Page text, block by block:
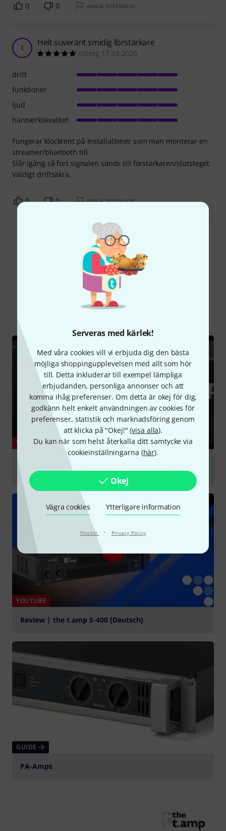
Serveras med kärlek!
Med våra cookies vill vi erbjuda dig den bästa
möjliga shoppingupplevelsen med allt som hör
till. Detta inkluderar till exempel lämpliga
erbjudanden, personliga annonser och att
komma ihåg preferenser. Om detta är okej för dig,
godkänn helt enkelt användningen av cookies för
preferenser, statistik och marknadsföring genom
att klicka på "Okej!" (visa alla).
Du kan när som helst återkalla ditt samtycke via
cookieinställningarna (här).
Okej
Vägra cookies Ytterligare information
Finstilt · Privacy Policy
0 0 ANMÄL RECENSION
I Helt suveränt smidig förstärkare
Isberg 17.03.2025
Fungerar klockrent på installationer som man monterar en
streamer/bluetooth till.
Slår igång så fort signalen sänds till förstärkaren/slutsteget.
Väldigt driftsäkra.
drift
funktioner
ljud
hantverkskvalitet
0 0 ANMÄL RECENSION
Läs alla recensioner
Visste du?
Onlineguide
YOUTUBE
T. Amp E400 Endstufe Unboxing und Soundcheck an
Elac FS 53.2 (Volume Vmax)
YOUTUBE
Review | the t.amp E-400 [Deutsch]
GUIDE
PA-Amps